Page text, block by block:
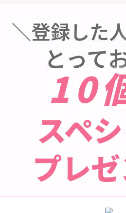
＼登録した
とって
10
スペ
プレ